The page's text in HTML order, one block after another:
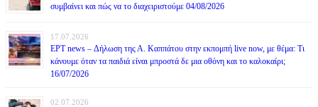
συμβαίνει και πώς να το διαχειριστούμε 04/08/2026
17.07.2026
ΕΡΤ news – Δήλωση της Α. Καππάτου στην εκπομπή live now, με θέμα: Τι
κάνουμε όταν τα παιδιά είναι μπροστά δε μια οθόνη και το καλοκαίρι;
16/07/2026
02.07.2026